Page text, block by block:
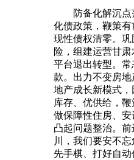
防备化解沉点
化债政策，鞭策
现性债权清零。
险，组建运营甘
平台退出转型。
款。出力不变房
地产成长新模式
库存、优供给，
做保障性住房、
凸起问题整治。
川，我们要安不
先手棋、打好自